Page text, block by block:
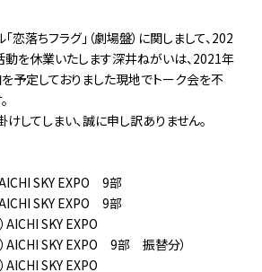
落ちフラグ｣（劇場盤）に関しまして、202
動を休業いたします深井ねがいは、2021年
予定しておりました現地でトーク会を不
してしまい､誠に申し訳ありません。
SKY EXPO 9部
SKY EXPO 9部
AICHI SKY EXPO
）AICHI SKY EXPO 9部 振替分）
AICHI SKY EXPO